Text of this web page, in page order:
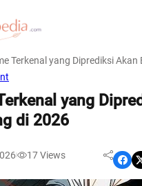
Terkenal yang Diprediksi Akan
yang
di 2026
17Views Share on Facebook